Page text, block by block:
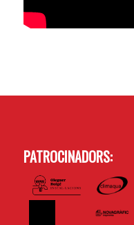
PATROCINADORS: